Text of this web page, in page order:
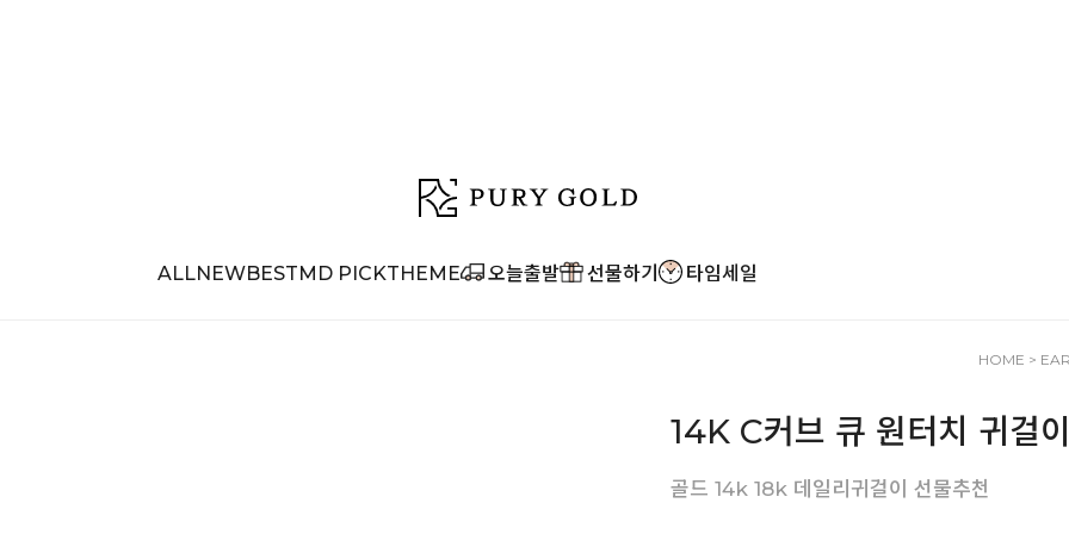
ALLNEWBESTMD PICKTHEME 오늘출발 선물하기 타임세일
HOME >
14K C커브 큐 원터치 귀걸
골드 14k 18k 데일리귀걸이 선물추천